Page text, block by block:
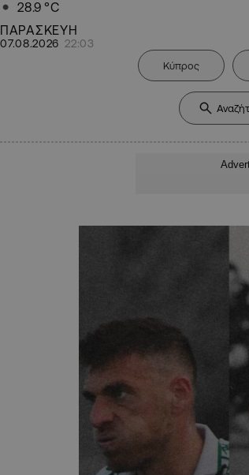
28.9 °C
ΠΑΡΑΣΚΕΥΗ
07.08.2026 22:03
Κύπρος